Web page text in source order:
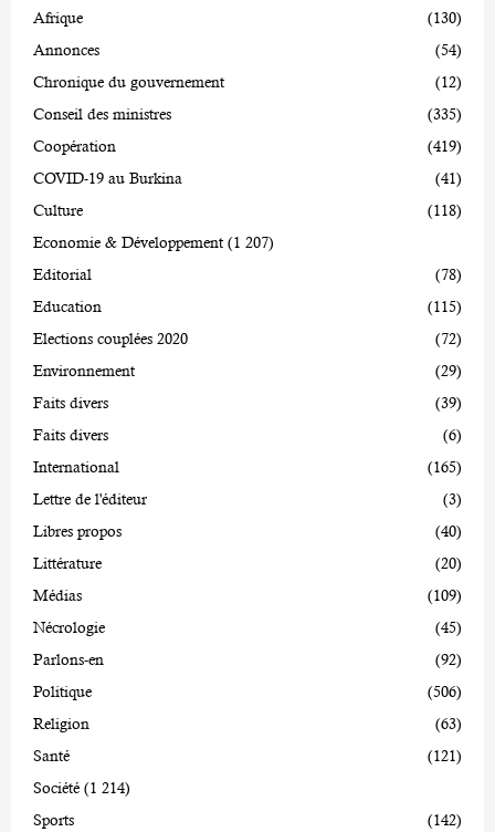
Afrique
(130)
Annonces
(54)
Chronique du gouvernement
(12)
Conseil des ministres
(335)
Coopération
(419)
COVID-19 au Burkina
(41)
Culture
(118)
Economie & Développement (1 207)
Editorial
(78)
Education
(115)
Elections couplées 2020
(72)
Environnement
(29)
Faits divers
(39)
Faits divers
(6)
International
(165)
Lettre de l'éditeur
(3)
Libres propos
(40)
Littérature
(20)
Médias
(109)
Nécrologie
(45)
Parlons-en
(92)
Politique
(506)
Religion
(63)
Santé
(121)
Société (1 214)
Sports
(142)